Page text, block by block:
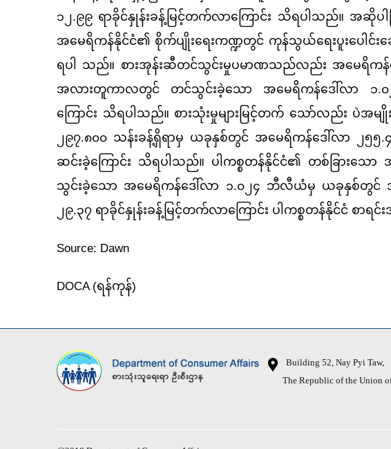
၁၂.၉၉ ရာခိုင်နှုန်းခန့်မြင့်တက်လာကြောင်း သိရပါသည်။ အဆို
အမေရိကန်နိုင်ငံ၏ စိုက်ပျိုးရေးကဏ္ဍတွင် ကုန်သွယ်ရေးပူးပေါင်းဆ
ရပါ သည်။ စားအုန်းဆီတင်သွင်းမှုပမာဏသည်လည်း အမေရိက
အလားတူကာလတွင် တင်သွင်းခဲ့သော အမေရိကန်ဒေါ်လာ ၁.
ကြောင်း သိရပါသည်။ စားသုံးမှုများမြင့်တက် သော်လည်း ပဲ
၂၉၇.၈၀၀ သန်းခန့်ရှိရာမှ ယခုနှစ်တွင် အမေရိကန်ဒေါ်လာ ၂၅၅
ဆင်းခဲ့ကြောင်း သိရပါသည်။ ပါကစ္စတန်နိုင်ငံ၏ တစ်ခြားသ
သွင်းခဲ့သော အမေရိကန်ဒေါ်လာ ၁.၀၂၄ ဘီလီယံမှ ယခုနှစ်တွင်
၂၉.၃၇ ရာခိုင်နှုန်းခန့်မြင့်တက်လာကြောင်း ပါကစ္စတန်နိုင်ငံ စာ
Source: Dawn
DOCA (ရန်ကုန်)
Building 52, Nay Pyi Taw,
The Republic of the Union of